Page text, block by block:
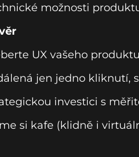
možnosti
UX vašeho
jen jedno kliknutí,
investici s
si kafe (klidně i